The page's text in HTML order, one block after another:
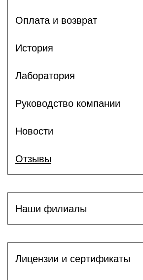
Оплата и возврат
История
Лаборатория
Руководство компании
Новости
Отзывы
Наши филиалы
Лицензии и сертификаты